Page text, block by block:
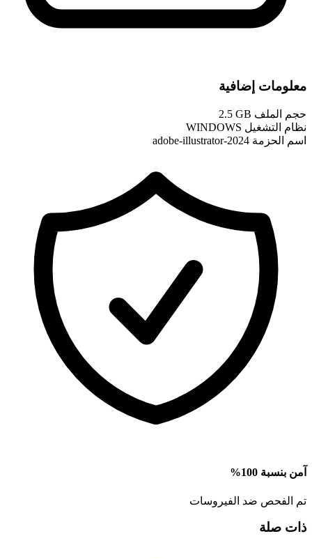
معلومات إضافية
حجم الملف 2.5 GB
نظام التشغيل WINDOWS
اسم الحزمة adobe-illustrator-2024
آمن بنسبة 100%
تم الفحص ضد الفيروسات
ذات صلة